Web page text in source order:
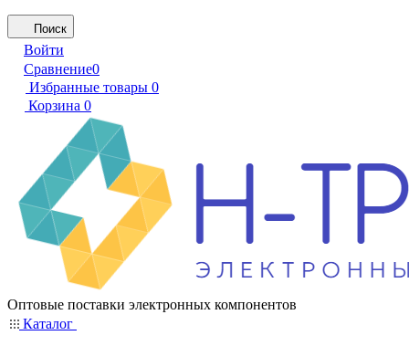
Поиск
Войти
Сравнение0
Избранные товары 0
Корзина 0
Оптовые поставки электронных компонентов
Каталог